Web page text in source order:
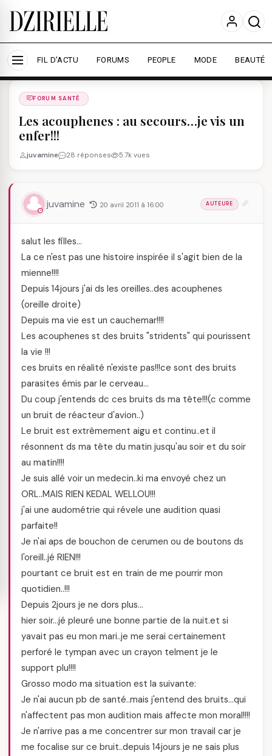
Nous utilisons des cookies pour améliorer votre
expérience et mesurer l'audience.
En savoir plus
Accepter tout Personnaliser
FIL D'ACTU FORUMS PEOPLE MODE BEAUTÉ
Forums
FORUM SANTÉ
Les acouphenes : au secours…je vis un
enfer!!!
juvamine 28 réponses 5.7k vues
juvamine 20 avril 2011 à 16:00 AUTEURE
salut les filles…
La ce n'est pas une histoire inspirée il s'agit bien de la
mienne!!!!
Depuis 14jours j'ai ds les oreilles..des acouphenes
(oreille droite)
Depuis ma vie est un cauchemar!!!!
Les acouphenes st des bruits "stridents" qui pourissent
la vie !!!
ces bruits en réalité n'existe pas!!!ce sont des bruits
parasites émis par le cerveau…
Du coup j'entends dc ces bruits ds ma tête!!!(c comme
un bruit de réacteur d'avion..)
Le bruit est extrêmement aigu et continu..et il
résonnent ds ma tête du matin jusqu'au soir et du soir
au matin!!!!
Je suis allé voir un medecin..ki ma envoyé chez un
ORL..MAIS RIEN KEDAL WELLOU!!!
j'ai une audométrie qui révele une audition quasi
parfaite!!
Je n'ai aps de bouchon de cerumen ou de boutons ds
l'oreill..jé RIEN!!!
pourtant ce bruit est en train de me pourrir mon
quotidien..!!!
Depuis 2jours je ne dors plus…
hier soir…jé pleuré une bonne partie de la nuit.et si
yavait pas eu mon mari..je me serai certainement
perforé le tympan avec un crayon telment je le
support plu!!!!
Grosso modo ma situation est la suivante:
Je n'ai aucun pb de santé..mais j'entend des bruits…qui
n'affectent pas mon audition mais affecte mon moral!!!!
Je n'arrive pas a me concentrer sur mon travail car je
me focalise sur ce bruit..depuis 14jours je ne sais plus